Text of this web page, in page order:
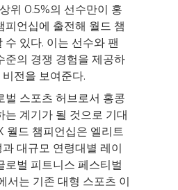
위 0.5%의 선수만이 홍
피언십에 출전해 월드 챔
수 있다. 이는 선수와 팬
준의 경쟁 경험을 제공하
전을 보여준다.
벌 스포츠 허브로서 홍콩
는 계기가 될 것으로 기대
월드 챔피언십은 엘리트
대규모 연령대별 레이
로벌 피트니스 페스티벌
서는 기존 대형 스포츠 이